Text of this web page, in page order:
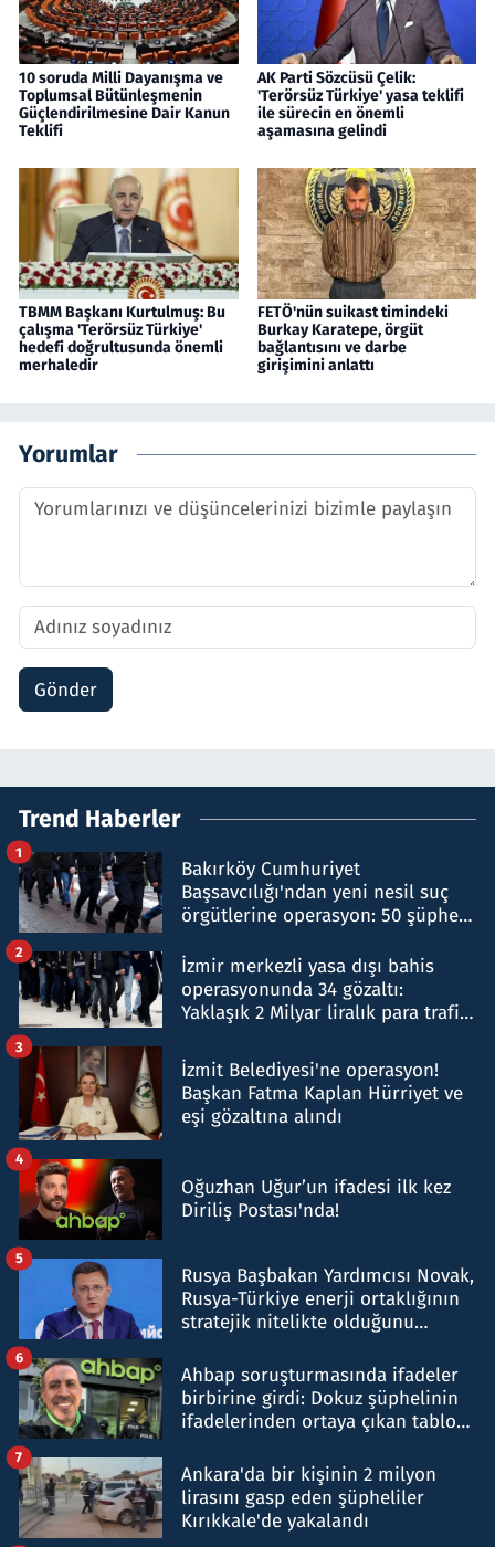
10 soruda Milli Dayanışma ve
Toplumsal Bütünleşmenin
Güçlendirilmesine Dair Kanun
Teklifi
AK Parti Sözcüsü Çelik:
'Terörsüz Türkiye' yasa teklifi
ile sürecin en önemli
aşamasına gelindi
TBMM Başkanı Kurtulmuş: Bu
çalışma 'Terörsüz Türkiye'
hedefi doğrultusunda önemli
merhaledir
FETÖ'nün suikast timindeki
Burkay Karatepe, örgüt
bağlantısını ve darbe
girişimini anlattı
Yorumlar
Gönder
Trend Haberler
Bakırköy Cumhuriyet
Başsavcılığı'ndan yeni nesil suç
örgütlerine operasyon: 50 şüpheli
1
İzmir merkezli yasa dışı bahis
operasyonunda 34 gözaltı:
Yaklaşık 2 Milyar liralık para trafiği
2
İzmit Belediyesi'ne operasyon!
Başkan Fatma Kaplan Hürriyet ve
eşi gözaltına alındı
3
Oğuzhan Uğur’un ifadesi ilk kez
Diriliş Postası'nda!
4
Rusya Başbakan Yardımcısı Novak,
Rusya-Türkiye enerji ortaklığının
stratejik nitelikte olduğunu
5
Ahbap soruşturmasında ifadeler
birbirine girdi: Dokuz şüphelinin
ifadelerinden ortaya çıkan tablo
6
Ankara'da bir kişinin 2 milyon
lirasını gasp eden şüpheliler
Kırıkkale'de yakalandı
7